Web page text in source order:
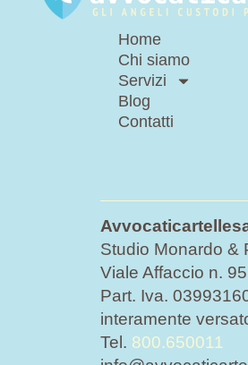
Home
Chi siamo
Servizi
Blog
Contatti
Studio Monardo &
Viale Affaccio n.
Part. Iva.
interamente
Tel. 800.650011